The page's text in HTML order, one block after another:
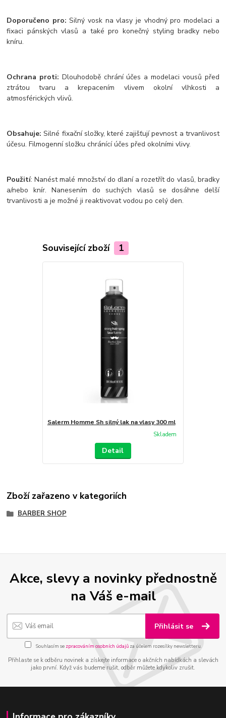
Doporučeno pro: Silný vosk na vlasy je vhodný pro modelaci a
fixaci pánských vlasů a také pro konečný styling bradky nebo
kníru.
Ochrana proti: Dlouhodobě chrání účes a modelaci vousů před
ztrátou tvaru a krepacením vlivem okolní vlhkosti a
atmosférických vlivů.
Obsahuje: Silné fixační složky, které zajišťují pevnost a trvanlivost
účesu. Filmogenní složku chránící účes před okolními vlivy.
Použití: Nanést malé množství do dlaní a rozetřít do vlasů, bradky
a/nebo knír. Nanesením do suchých vlasů se dosáhne delší
trvanlivosti a je možné ji reaktivovat vodou po celý den.
Související zboží 1
Salerm Homme Sh silný lak na vlasy 300 ml
Skladem
Detail
Zboží zařazeno v kategoriích
BARBER SHOP
Akce, slevy a novinky přednostně
na Váš e-mail
Přihlásit se
Souhlasím se zpracováním osobních údajůza účelem rozesílky newsletteru.
Přihlaste se k odběru novinek a získejte informace o akčních nabídkách a slevách
jako první. Když vás budeme rušit, odběr můžete kdykoliv zrušit.